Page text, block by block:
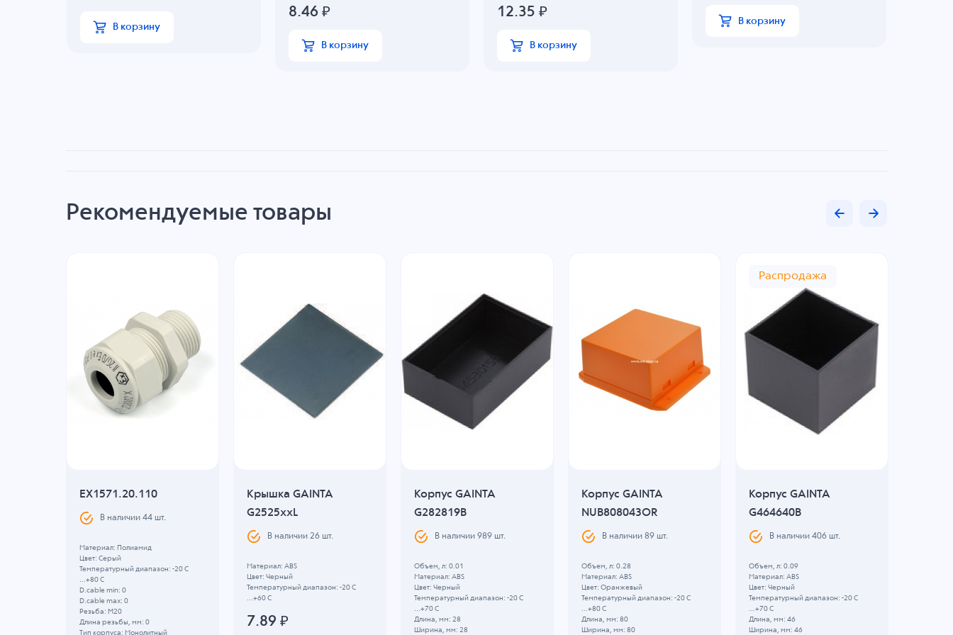
В корзину
8.46 ₽
В корзину
12.35 ₽
В корзину
В корзину
Рекомендуемые товары
EX1571.20.110
В наличии44 шт.
Материал: Полиамид
Цвет: Серый
Температурный диапазон: -20 C
...+80 C
D.cable min: 0
D.cable max: 0
Резьба: M20
Длина резьбы, мм: 0
Тип корпуса: Монолитный
Крышка GAINTA
G2525xxL
В наличии26 шт.
Материал: ABS
Цвет: Черный
Температурный диапазон: -20 C
...+60 C
7.89 ₽
Корпус GAINTA
G282819B
В наличии989 шт.
Объем, л: 0.01
Материал: ABS
Цвет: Черный
Температурный диапазон: -20 C
...+70 C
Длина, мм: 28
Ширина, мм: 28
Корпус GAINTA
NUB808043OR
В наличии89 шт.
Объем, л: 0.28
Материал: ABS
Цвет: Оранжевый
Температурный диапазон: -20 C
...+80 C
Длина, мм: 80
Ширина, мм: 80
Распродажа
Корпус GAINTA
G464640B
В наличии406 шт.
Объем, л: 0.09
Материал: ABS
Цвет: Черный
Температурный диапазон: -20 C
...+70 C
Длина, мм: 46
Ширина, мм: 46